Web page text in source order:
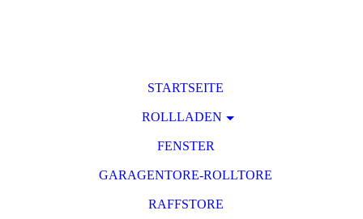
STARTSEITE
ROLLLADEN
FENSTER
GARAGENTORE-ROLLTORE
RAFFSTORE